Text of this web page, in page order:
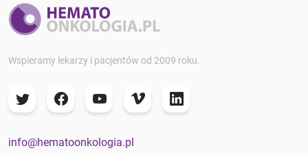
Wspieramy lekarzy i pacjentów od 2009 roku.
info@hematoonkologia.pl